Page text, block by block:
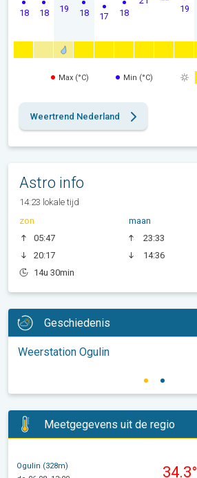
18 18 19 18 17 18 19
Max (°C) Min (°C)
Weertrend Nederland
Astro info
14:23 lokale tijd
zon
05:47
20:17
14u 30min
maan
23:33
14:36
Geschiedenis
Weerstation Ogulin
Meetgegevens uit de regio
Ogulin (328m)
34.3°